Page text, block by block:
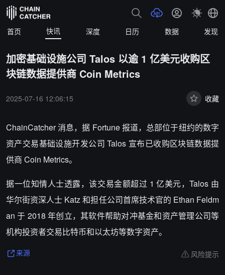
首页 快讯 深度 日历 数据 发现
加密基础设施公司 Talos 以逾 1 亿美元收购区
块链数据提供商 Coin Metrics
2025-07-16 12:06:15 收藏
ChainCatcher 消息，据 Fortune 报道， 总部位于纽约的数字
资产交易基础设施开发公司 Talos 宣布已收购区块链数据提
供商 Coin Metrics。
据一位知情人士透露，该交易金额超过 1 亿美元，Talos 由
华尔街资深人士 Katz 和担任公司首席技术官的 Ethan Feldm
an 于 2018 年创立，其软件帮助对冲基金和资产管理公司等
机构投资者交易比特币和以太坊等数字资产。
来源 风险提示